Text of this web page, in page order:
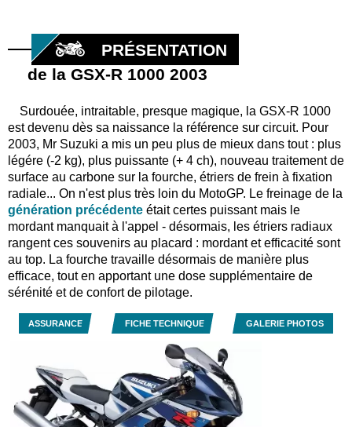
PRÉSENTATION
de la GSX-R 1000 2003
Surdouée, intraitable, presque magique, la GSX-R 1000
est devenu dès sa naissance la référence sur circuit. Pour
2003, Mr Suzuki a mis un peu plus de mieux dans tout : plus
légére (-2 kg), plus puissante (+ 4 ch), nouveau traitement de
surface au carbone sur la fourche, étriers de frein à fixation
radiale... On n'est plus très loin du MotoGP. Le freinage de la
génération précédente était certes puissant mais le
mordant manquait à l'appel - désormais, les étriers radiaux
rangent ces souvenirs au placard : mordant et efficacité sont
au top. La fourche travaille désormais de manière plus
efficace, tout en apportant une dose supplémentaire de
sérénité et de confort de pilotage.
ASSURANCE FICHE TECHNIQUE GALERIE PHOTOS